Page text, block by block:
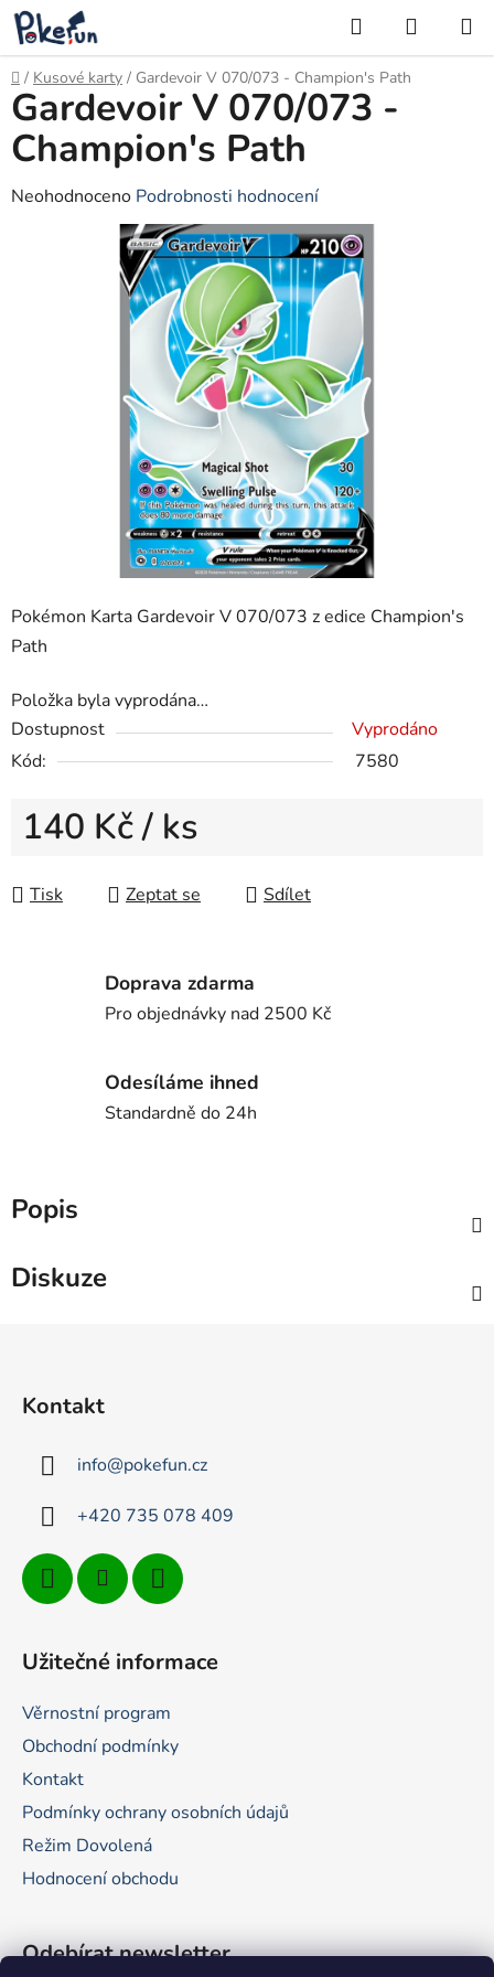
Přejít
na
obsah
Hledat
KOŠÍK
Domů
/ Kusové karty / Gardevoir V 070/073 - Champion's Path
Pokémon Karta Gardevoir V 070/073 z edice Champion's
Path
Položka byla vyprodána…
Dostupnost
Vyprodáno
Kód:
7580
140 Kč/ ks
Tisk
Zeptat se Sdílet
Gardevoir V 070/073 -
Champion's Path
Průměrné
Neohodnoceno Podrobnosti hodnocení
Doprava zdarma
Pro objednávky nad 2500 Kč
Odesíláme ihned
Standardně do 24h
Popis
Diskuze
Kontakt
info@pokefun.cz
+420 735 078 409
Užitečné informace
Věrnostní program
Obchodní podmínky
Kontakt
Podmínky ochrany osobních údajů
Režim Dovolená
Hodnocení obchodu
Odebírat newsletter